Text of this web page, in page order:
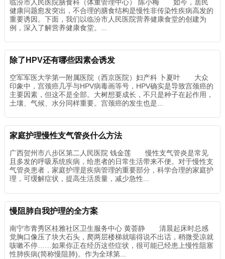
临汾市人民医院膳食科（体重管理中心） 陈小梅 如今，居民
健康问题愈发突出，不合理的膳食结构是慢性非传染性疾病高发的
重要诱因。下面，我们以临汾市人民医院营养健康食堂的创建为
例，深入了解营养健康食堂。...
除了HPV还有哪些因素会诱发
空军军医大学第一附属医院（西京医院）妇产科 卜夏叶 大众
印象中，宫颈癌几乎与HPV病毒画等号，HPV确实是导致宫颈癌的
主要因素，但这不是全部。大树想要成长，不只是种子在起作用，
土壤、气候、水分同样重要。宫颈癌的发生也是...
家庭护理慢性支气管炎什么方法
广西贺州市八步区第二人民医院 钱金莲 慢性支气管炎是常见
且多发的呼吸系统疾病，给患者的日常生活带来不便。对于慢性支
气管炎患者，家庭护理是疾病管理的重要部分，科学合理的家庭护
理，可缓解症状，提高生活质量，减少急性...
慢阻肺自我护理的全方案
南宁市青秀区桂雅社区卫生服务中心 黄荟静 清晨起床时总感
觉胸口像压了块大石头，爬两层楼梯就喘得说不出话，稍微受凉就
咳嗽不停……如果你正在经历这些症状，很可能已经患上慢性阻塞
性肺疾病(简称慢阻肺)。作为全球第...